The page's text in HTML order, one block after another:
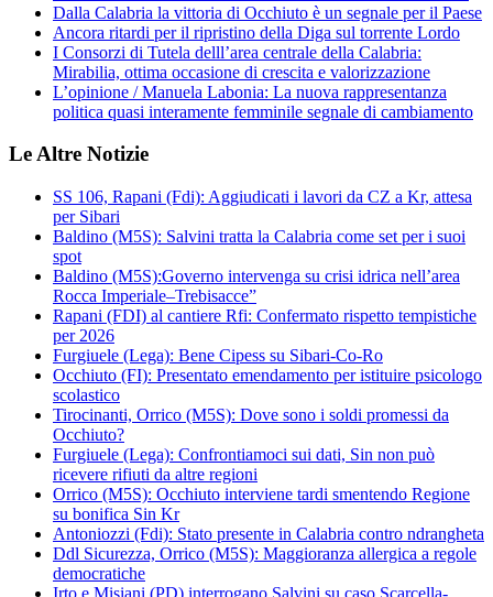
Dalla Calabria la vittoria di Occhiuto è un segnale per il Paese
Ancora ritardi per il ripristino della Diga sul torrente Lordo
I Consorzi di Tutela delll’area centrale della Calabria:
Mirabilia, ottima occasione di crescita e valorizzazione
L’opinione / Manuela Labonia: La nuova rappresentanza
politica quasi interamente femminile segnale di cambiamento
Le Altre Notizie
SS 106, Rapani (Fdi): Aggiudicati i lavori da CZ a Kr, attesa
per Sibari
Baldino (M5S): Salvini tratta la Calabria come set per i suoi
spot
Baldino (M5S):Governo intervenga su crisi idrica nell’area
Rocca Imperiale–Trebisacce”
Rapani (FDI) al cantiere Rfi: Confermato rispetto tempistiche
per 2026
Furgiuele (Lega): Bene Cipess su Sibari-Co-Ro
Occhiuto (FI): Presentato emendamento per istituire psicologo
scolastico
Tirocinanti, Orrico (M5S): Dove sono i soldi promessi da
Occhiuto?
Furgiuele (Lega): Confrontiamoci sui dati, Sin non può
ricevere rifiuti da altre regioni
Orrico (M5S): Occhiuto interviene tardi smentendo Regione
su bonifica Sin Kr
Antoniozzi (Fdi): Stato presente in Calabria contro ndrangheta
Ddl Sicurezza, Orrico (M5S): Maggioranza allergica a regole
democratiche
Irto e Misiani (PD) interrogano Salvini su caso Scarcella-